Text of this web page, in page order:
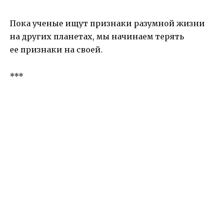
Пока ученые ищут признаки разумной жизни
на других планетах, мы начинаем терять
ее признаки на своей.
***